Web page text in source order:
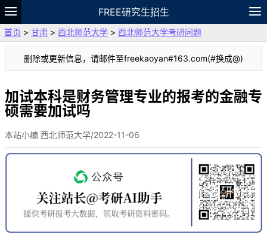
FREE研究生招生
题库
故事 专题 APP 笔记
论坛
VIP
资料
首页 > 甘肃 > 西北师范大学 > 西北师范大学考研问题
删除或更新信息，请邮件至freekaoyan#163.com(#换成@)
加试本科是财务管理专业的报考的金融专
硕需要加试吗
本站小编 西北师范大学/2022-11-06